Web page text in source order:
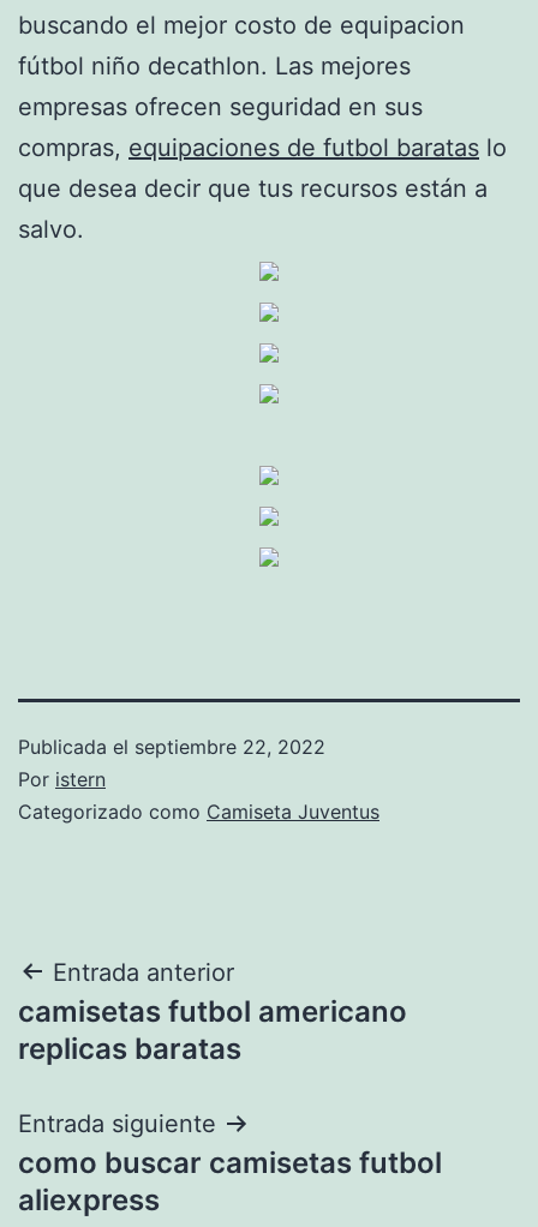
buscando el mejor costo de equipacion
fútbol niño decathlon. Las mejores
empresas ofrecen seguridad en sus
compras, equipaciones de futbol baratas lo
que desea decir que tus recursos están a
salvo.
Publicada el septiembre 22, 2022
Por istern
Categorizado como Camiseta Juventus
Navegación
de
Entrada anterior
camisetas futbol americano
replicas baratas
Entrada siguiente
como buscar camisetas futbol
aliexpress